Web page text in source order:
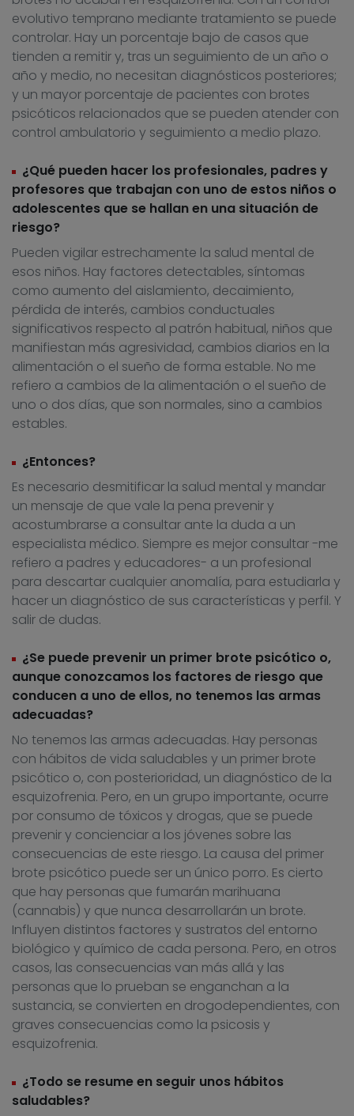
evolutivo temprano mediante tratamiento se puede
controlar. Hay un porcentaje bajo de casos que
tienden a remitir y, tras un seguimiento de un año o
año y medio, no necesitan diagnósticos posteriores;
y un mayor porcentaje de pacientes con brotes
psicóticos relacionados que se pueden atender con
control ambulatorio y seguimiento a medio plazo.
¿Qué pueden hacer los profesionales, padres y
profesores que trabajan con uno de estos niños o
adolescentes que se hallan en una situación de
riesgo?
Pueden vigilar estrechamente la salud mental de
esos niños. Hay factores detectables, síntomas
como aumento del aislamiento, decaimiento,
pérdida de interés, cambios conductuales
significativos respecto al patrón habitual, niños que
manifiestan más agresividad, cambios diarios en la
alimentación o el sueño de forma estable. No me
refiero a cambios de la alimentación o el sueño de
uno o dos días, que son normales, sino a cambios
estables.
¿Entonces?
Es necesario desmitificar la salud mental y mandar
un mensaje de que vale la pena prevenir y
acostumbrarse a consultar ante la duda a un
especialista médico. Siempre es mejor consultar -me
refiero a padres y educadores- a un profesional
para descartar cualquier anomalía, para estudiarla y
hacer un diagnóstico de sus características y perfil. Y
salir de dudas.
¿Se puede prevenir un primer brote psicótico o,
aunque conozcamos los factores de riesgo que
conducen a uno de ellos, no tenemos las armas
adecuadas?
No tenemos las armas adecuadas. Hay personas
con hábitos de vida saludables y un primer brote
psicótico o, con posterioridad, un diagnóstico de la
esquizofrenia. Pero, en un grupo importante, ocurre
por consumo de tóxicos y drogas, que se puede
prevenir y concienciar a los jóvenes sobre las
consecuencias de este riesgo. La causa del primer
brote psicótico puede ser un único porro. Es cierto
que hay personas que fumarán marihuana
(cannabis) y que nunca desarrollarán un brote.
Influyen distintos factores y sustratos del entorno
biológico y químico de cada persona. Pero, en otros
casos, las consecuencias van más allá y las
personas que lo prueban se enganchan a la
sustancia, se convierten en drogodependientes, con
graves consecuencias como la psicosis y
esquizofrenia.
¿Todo se resume en seguir unos hábitos
saludables?